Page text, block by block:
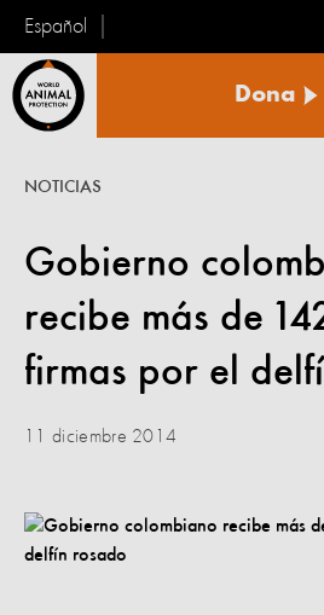
Español
Animal
Dona
Gobierno
recibe más de
firmas por el
NOTICIAS
11 diciembre 2014